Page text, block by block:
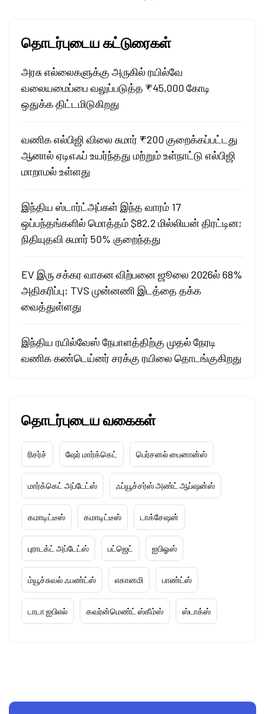
தொடர்புடைய கட்டுரைகள்
அரசு எல்லைகளுக்கு அருகில் ரயில்வே
வலையமைப்பை வலுப்படுத்த ₹45,000 கோடி
ஒதுக்க திட்டமிடுகிறது
வணிக எல்பிஜி விலை சுமார் ₹200 குறைக்கப்பட்டது
ஆனால் ஏடிஎஃப் உயர்ந்தது மற்றும் உள்நாட்டு எல்பிஜி
மாறாமல் உள்ளது
இந்திய ஸ்டார்ட்அப்கள் இந்த வாரம் 17
ஒப்பந்தங்களில் மொத்தம் $82.2 மில்லியன் திரட்டின;
நிதியுதவி சுமார் 50% குறைந்தது
EV இரு சக்கர வாகன விற்பனை ஜூலை 2026ல் 68%
அதிகரிப்பு; TVS முன்னணி இடத்தை தக்க
வைத்துள்ளது
இந்திய ரயில்வேஸ் நேபாளத்திற்கு முதல் நேரடி
வணிக கண்டெய்னர் சரக்கு ரயிலை தொடங்குகிறது
தொடர்புடைய வகைகள்
ரிசர்ச் ஷேர் மார்க்கெட் பெர்சனல் பைனான்ஸ்
மார்க்கெட் அப்டேட்ஸ் ஃப்யூச்சர்ஸ் அண்ட் ஆப்ஷன்ஸ்
கமாடிட்டீஸ் கமாடிட்டீஸ் டாக்சேஷன்
புராடக்ட் அப்டேட்ஸ் பட்ஜெட் ஐபிஓஸ்
ம்யூச்சுவல் ஃபண்ட்ஸ் எகானமி பாண்ட்ஸ்
டாடா ஐபிஎல் கவர்ன்மெண்ட் ஸ்கீம்ஸ் ஸ்டாக்ஸ்